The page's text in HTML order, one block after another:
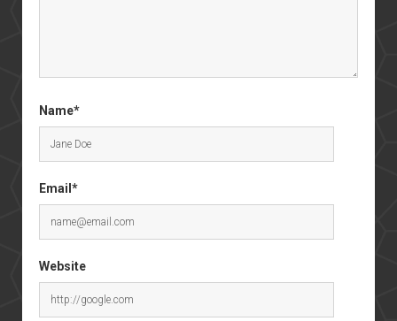
Name*
Email*
Website